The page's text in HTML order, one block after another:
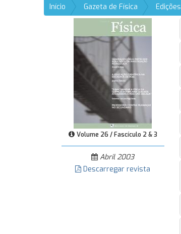
Início Gazeta de Física Edições
Volume 26 / Fascículo 2 & 3
Abril 2003
Descarregar revista